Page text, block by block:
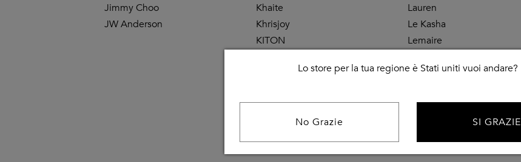
Jimmy Choo
JW Anderson
Khaite
Khrisjoy
KITON
Lauren
Le Kasha
Lemaire
Lido
Lois Jeans
Lo store per la tua regione è Stati uniti vuoi andare?
No Grazie SI GRAZIE